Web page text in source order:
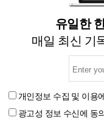
유일한
매일 최신 기
개인정보 수집 및 이용
광고성 정보 수신에 동
감사의
강